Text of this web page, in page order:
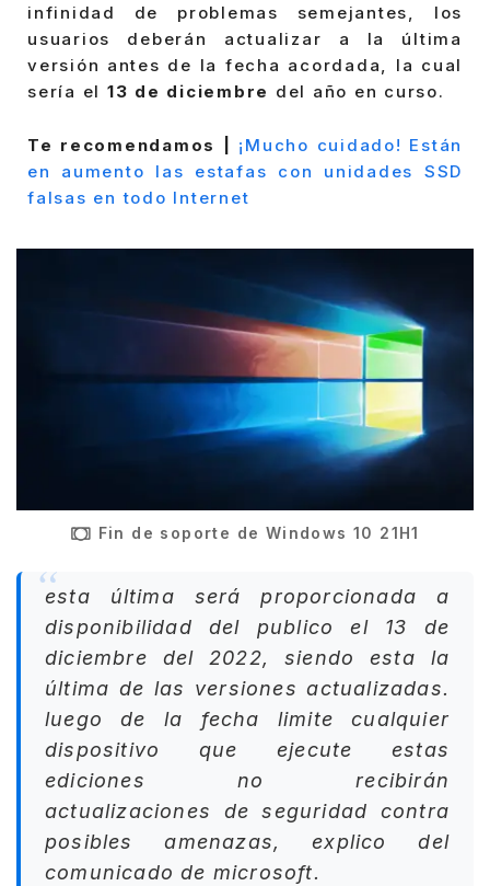
infinidad de problemas semejantes, los
usuarios deberán actualizar a la última
versión antes de la fecha acordada, la cual
sería el 13 de diciembre del año en curso.
Te recomendamos |
¡Mucho cuidado! Están
en aumento las estafas con unidades SSD
falsas en todo Internet
Fin de soporte de Windows 10 21H1
esta última será proporcionada a
disponibilidad del publico el 13 de
diciembre del 2022, siendo esta la
última de las versiones actualizadas.
luego de la fecha limite cualquier
dispositivo que ejecute estas
ediciones no recibirán
actualizaciones de seguridad contra
posibles amenazas, explico del
comunicado de microsoft.